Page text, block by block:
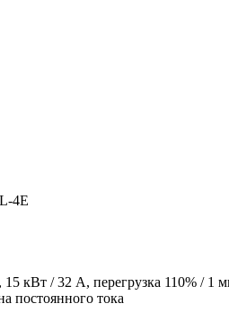
4E
кВт / 32 A, перегрузка 110% /
постоянного тока